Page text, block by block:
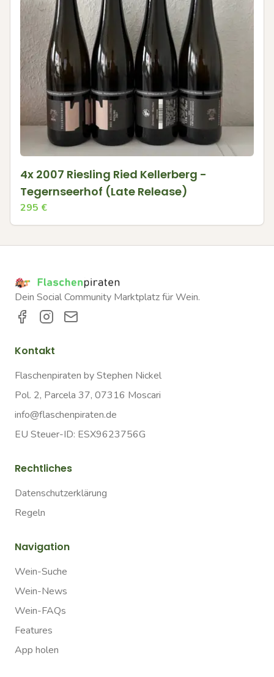
4x 2007 Riesling Ried Kellerberg -
Tegernseerhof (Late Release)
295 €
Dein Social Community Marktplatz für Wein.
Kontakt
Flaschenpiraten by Stephen Nickel
Pol. 2, Parcela 37, 07316 Moscari
info@flaschenpiraten.de
EU Steuer-ID: ESX9623756G
Rechtliches
Datenschutzerklärung
Regeln
Navigation
Wein-Suche
Wein-News
Wein-FAQs
Features
App holen